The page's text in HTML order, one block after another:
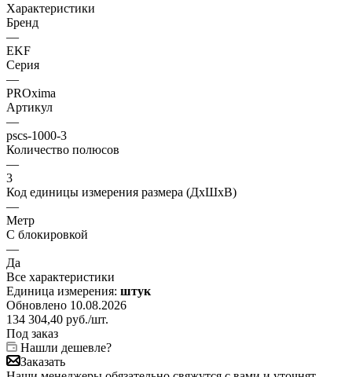
Характеристики
Бренд
—
EKF
Серия
—
PROxima
Артикул
—
pscs-1000-3
Количество полюсов
—
3
Код единицы измерения размера (ДхШхВ)
—
Метр
С блокировкой
—
Да
Все характеристики
Единица измерения: штук
Обновлено 10.08.2026
134 304,40 руб./шт.
Под заказ
Нашли дешевле?
Заказать